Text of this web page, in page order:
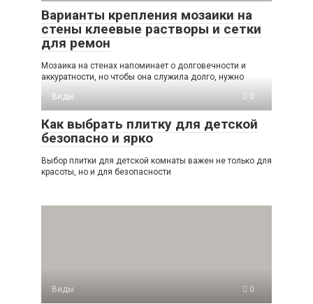
Варианты крепления мозаики на
стены клеевые растворы и сетки
для ремон
Мозаика на стенах напоминает о долговечности и
аккуратности, но чтобы она служила долго, нужно
Виды
0
Как выбрать плитку для детской
безопасно и ярко
Выбор плитки для детской комнаты важен не только для
красоты, но и для безопасности
Виды 0